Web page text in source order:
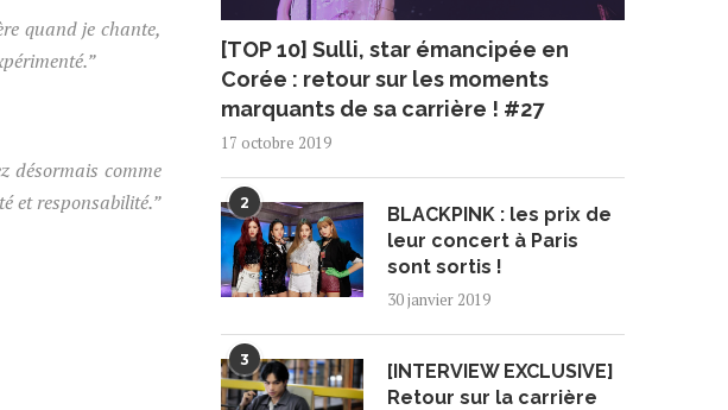
quand je chante,
désormais comme
et responsabilité.”
[TOP 10] Sulli, star émancipée en
Corée : retour sur les moments
marquants de sa carrière ! #27
17 octobre 2019
2
BLACKPINK : les prix de
leur concert à Paris
sont sortis !
30 janvier 2019
3
[INTERVIEW EXCLUSIVE]
Retour sur la carrière